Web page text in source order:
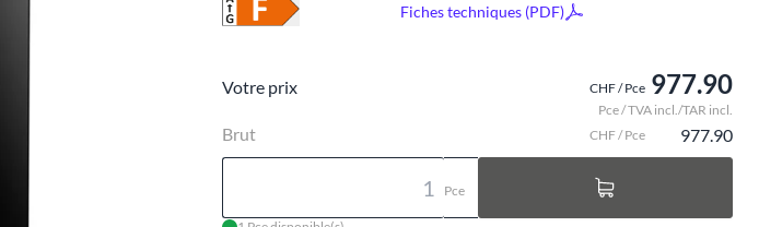
Fiches techniques (PDF)
Votre prix CHF / Pce 977.90
Pce / TVA incl./TAR incl.
Brut CHF / Pce 977.90
Pce